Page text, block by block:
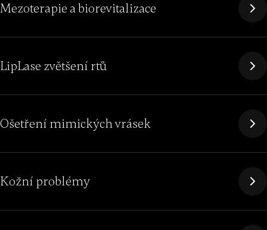
Mezoterapie a biorevitalizace
LipLase zvětšení rtů
Ošetření mimických vrásek
Kožní problémy